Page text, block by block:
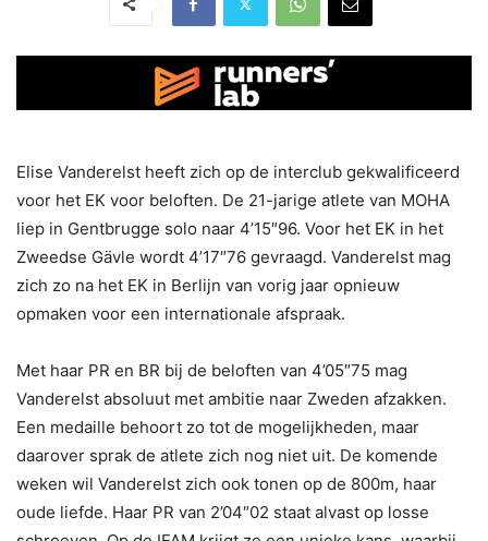
Elise Vanderelst heeft zich op de interclub gekwalificeerd
voor het EK voor beloften. De 21-jarige atlete van MOHA
liep in Gentbrugge solo naar 4’15″96. Voor het EK in het
Zweedse Gävle wordt 4’17″76 gevraagd. Vanderelst mag
zich zo na het EK in Berlijn van vorig jaar opnieuw
opmaken voor een internationale afspraak.
Met haar PR en BR bij de beloften van 4’05″75 mag
Vanderelst absoluut met ambitie naar Zweden afzakken.
Een medaille behoort zo tot de mogelijkheden, maar
daarover sprak de atlete zich nog niet uit. De komende
weken wil Vanderelst zich ook tonen op de 800m, haar
oude liefde. Haar PR van 2’04″02 staat alvast op losse